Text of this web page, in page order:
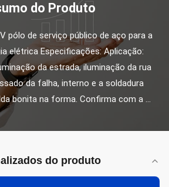
do Produto
pólo de serviço público de aço para a
elétrica Especificações: Aplicação:
da estrada, iluminação da rua
da falha, interno e a soldadura
bonita na forma. Confirma com a ...
do produto